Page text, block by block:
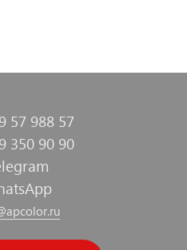
57 988 57
350 90 90